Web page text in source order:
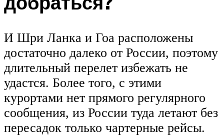
И Шри Ланка и Гоа расположены
достаточно далеко от России, поэтому
длительный перелет избежать не
удастся. Более того, с этими
курортами нет прямого регулярного
сообщения, из России туда летают без
пересадок только чартерные рейсы.